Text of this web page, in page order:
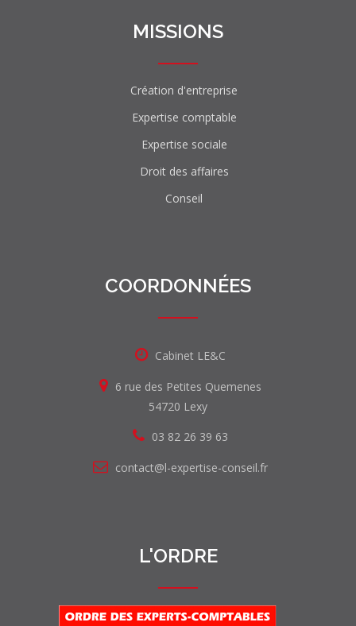
MISSIONS
Création d'entreprise
Expertise comptable
Expertise sociale
Droit des affaires
Conseil
COORDONNÉES
Cabinet LE&C
6 rue des Petites Quemenes
54720 Lexy
03 82 26 39 63
contact@l-expertise-conseil.fr
L'ORDRE